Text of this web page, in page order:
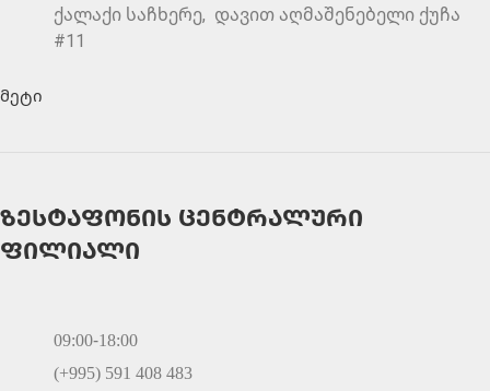
ქალაქი საჩხერე, დავით აღმაშენებელი ქუჩა
#11
მეტი
ზესტაფონის ცენტრალური
ფილიალი
09:00-18:00
(+995) 591 408 483